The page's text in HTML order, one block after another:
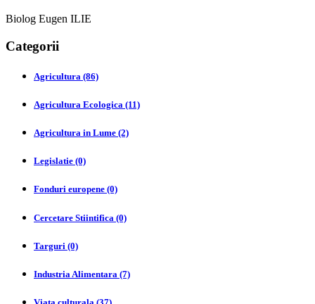
Biolog Eugen ILIE
Categorii
Agricultura (86)
Agricultura Ecologica (11)
Agricultura in Lume (2)
Legislatie (0)
Fonduri europene (0)
Cercetare Stiintifica (0)
Targuri (0)
Industria Alimentara (7)